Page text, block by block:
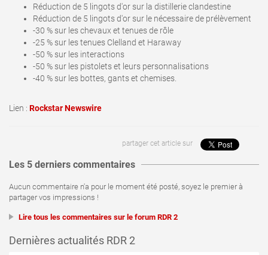
Réduction de 5 lingots d'or sur la distillerie clandestine
Réduction de 5 lingots d'or sur le nécessaire de prélèvement
-30 % sur les chevaux et tenues de rôle
-25 % sur les tenues Clelland et Haraway
-50 % sur les interactions
-50 % sur les pistolets et leurs personnalisations
-40 % sur les bottes, gants et chemises.
Lien : Rockstar Newswire
partager cet article sur
Les 5 derniers commentaires
Aucun commentaire n'a pour le moment été posté, soyez le premier à
partager vos impressions !
Lire tous les commentaires sur le forum RDR 2
Dernières actualités RDR 2